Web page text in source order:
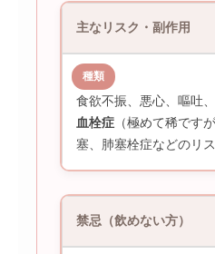
主なリスク・副作用
食欲不振、悪心、嘔吐
血栓症 （極めて稀です
塞、肺塞栓症などのリ
禁忌（飲めない方）